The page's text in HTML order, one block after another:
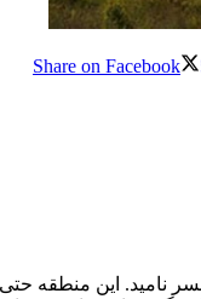
Share on Facebook
نامید. این منطقه حتی